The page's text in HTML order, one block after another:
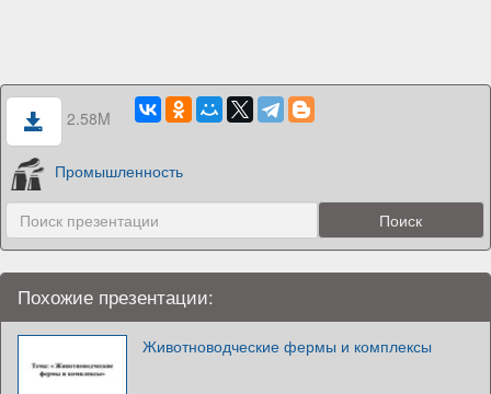
2.58M
Промышленность
Похожие презентации:
Животноводческие фермы и комплексы